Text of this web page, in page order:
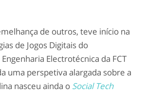
de outros, teve início na
de Jogos Digitais do
Electrotécnica da FCT
uma perspetiva alargada sobre a
nasceu ainda o Social Tech